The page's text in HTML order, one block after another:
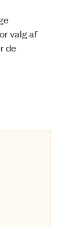
valg af
de